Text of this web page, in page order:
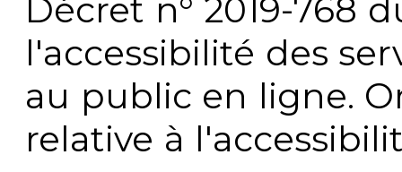
Décret n° 2019-768
l'accessibilité des
au public en ligne.
relative à